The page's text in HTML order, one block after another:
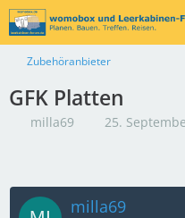
Zubehöranbieter
GFK Platten
milla69 25.
milla69